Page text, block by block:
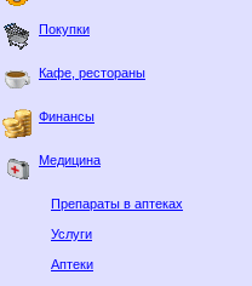
Покупки
Кафе, рестораны
Финансы
Медицина
Препараты в аптеках
Услуги
Аптеки